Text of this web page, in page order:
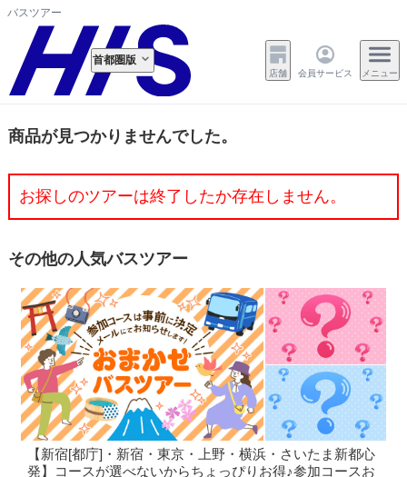
バスツアー
首都圏版
店舗 会員サービス メニュー
商品が見つかりませんでした。
お探しのツアーは終了したか存在しません。
その他の人気バスツアー
【新宿[都庁]・新宿・東京・上野・横浜・さいたま新都心
発】コースが選べないからちょっぴりお得♪参加コースお